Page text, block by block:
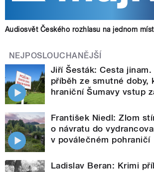
Audiosvět Českého rozhlasu na jednom
NEJPOSLOUCHANĚJŠÍ
Jiří Šesták: Cesta jinam.
příběh ze smutné doby,
hraniční Šumavy vstup
František Niedl: Zlom
o návratu do
v poválečném pohraničí
Ladislav Beran: Krimi